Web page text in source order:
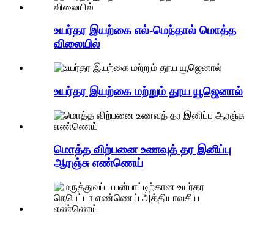
உயர்தர இயற்கை எல்-மெந்தால் மொத்த
விலையில்
உயர்தர இயற்கை மற்றும் தூய யூஜெனால்
மொத்த விற்பனை உணவுத் தர இனிப்பு
ஆரஞ்சு எண்ணெய்